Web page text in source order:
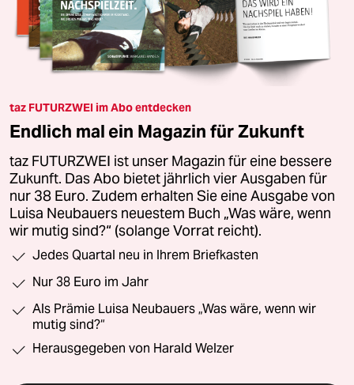
taz FUTURZWEI im Abo entdecken
Endlich mal ein Magazin für Zukunft
taz FUTURZWEI ist unser Magazin für eine bessere
Zukunft. Das Abo bietet jährlich vier Ausgaben für
nur 38 Euro. Zudem erhalten Sie eine Ausgabe von
Luisa Neubauers neuestem Buch „Was wäre, wenn
wir mutig sind?“ (solange Vorrat reicht).
Jedes Quartal neu in Ihrem Briefkasten
Nur 38 Euro im Jahr
Als Prämie Luisa Neubauers „Was wäre, wenn wir
mutig sind?“
Herausgegeben von Harald Welzer